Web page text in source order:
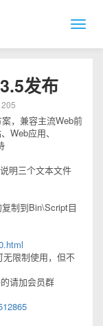
发布
205
，兼容主流Web前
Web应用、
明三个文本文件
到Bin\Script目
限制使用，但不
请加会员群